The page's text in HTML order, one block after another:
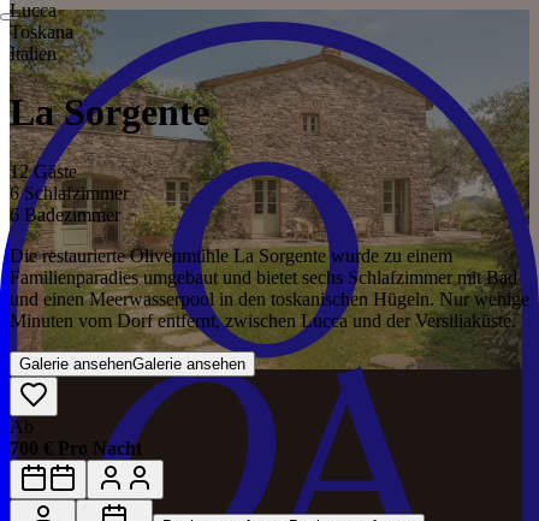
Lucca
Toskana
Italien
La Sorgente
12 Gäste
6 Schlafzimmer
6 Badezimmer
Die restaurierte Olivenmühle La Sorgente wurde zu einem
Familienparadies umgebaut und bietet sechs Schlafzimmer mit Bad
und einen Meerwasserpool in den toskanischen Hügeln. Nur wenige
Minuten vom Dorf entfernt, zwischen Lucca und der Versiliaküste.
Galerie ansehenGalerie ansehen
Ab
700 € Pro Nacht